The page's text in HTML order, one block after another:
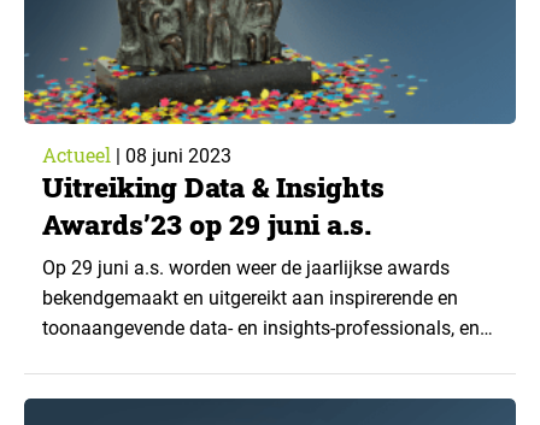
Actueel | 08 juni 2023
Uitreiking Data & Insights
Awards’23 op 29 juni a.s.
Op 29 juni a.s. worden weer de jaarlijkse awards
bekendgemaakt en uitgereikt aan inspirerende en
toonaangevende data- en insights-professionals, en